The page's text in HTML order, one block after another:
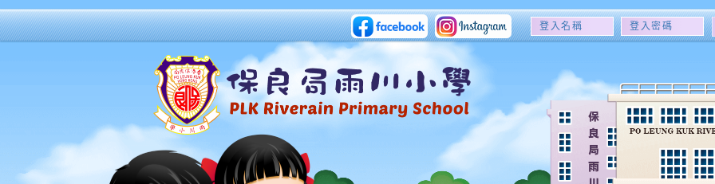
登
名
稱
登
密
碼